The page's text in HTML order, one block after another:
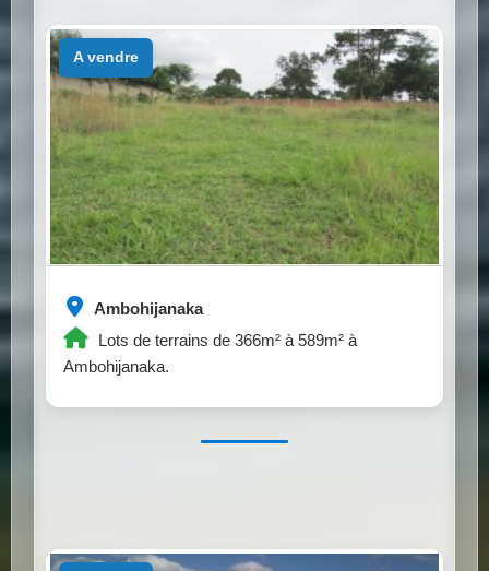
Ambohijanaka
Lots de terrains de 366m² à 589m² à
Ambohijanaka.
a vendre